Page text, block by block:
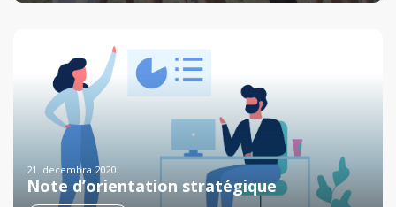
21. decembra 2020.
Note d’orientation stratégique